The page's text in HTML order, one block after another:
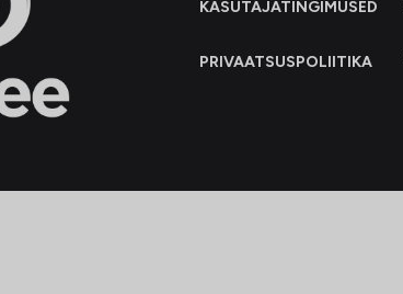
KASUTAJATINGIMUSED
PRIVAATSUSPOLIITIKA